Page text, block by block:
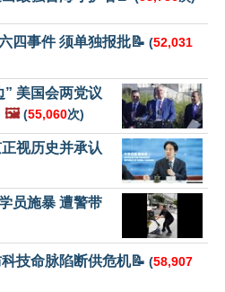
四事件 须单独报批📝 (52,031
” 美国会两党议
🖼️ (55,060次)
视历史并承认
员施暴 遭警带
技命脉陷断供危机📝 (58,907